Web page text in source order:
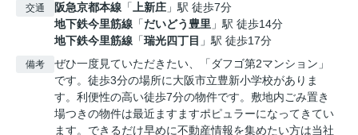
交通 阪急京都本線 「上新庄 」駅 徒歩7分
地下鉄今里筋線 「だいどう豊里 」駅 徒歩14分
地下鉄今里筋線 「瑞光四丁目 」駅 徒歩17分
備考
ぜひ一度見ていただきたい、「ダフゴ第2マンション」
です。徒歩3分の場所に大阪市立豊新小学校がありま
す。利便性の高い徒歩7分の物件です。敷地内ごみ置き
場つきの物件は最近ますますポピュラーになってきてい
ます。できるだけ早めに不動産情報を集めたい方は当社